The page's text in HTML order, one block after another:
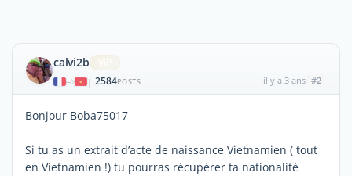
calvi2b
| 2584POSTS il y a 3 ans #2
Bonjour Boba75017
Si tu as un extrait d’acte de naissance Vietnamien ( tout
en Vietnamien !) tu pourras récupérer ta nationalité